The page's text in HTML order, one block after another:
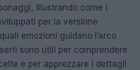
illustrando come i
per la versione
emozioni guidano l’arco
sono utili per comprendere
e per apprezzare i dettagli